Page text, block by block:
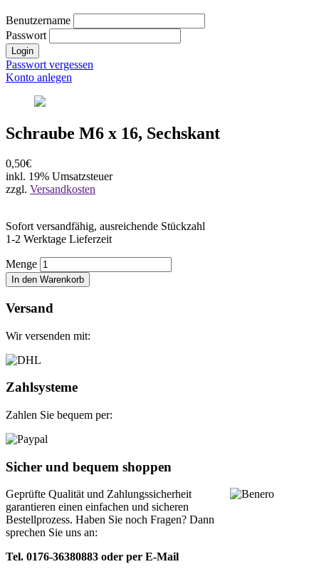
Benutzername
Passwort
Login
Passwort vergessen
Konto anlegen
Schraube M6 x 16, Sechskant
0,50€
inkl. 19% Umsatzsteuer
zzgl. Versandkosten
Sofort versandfähig, ausreichende Stückzahl
1-2 Werktage Lieferzeit
Menge
In den Warenkorb
Versand
Wir versenden mit:
Zahlsysteme
Zahlen Sie bequem per:
Sicher und bequem shoppen
Geprüfte Qualität und Zahlungssicherheit
garantieren einen einfachen und sicheren
Bestellprozess. Haben Sie noch Fragen? Dann
sprechen Sie uns an:
Tel. 0176-36380883 oder per E-Mail